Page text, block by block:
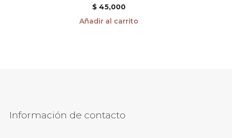
$ 45,000
Añadir al carrito
Información de contacto